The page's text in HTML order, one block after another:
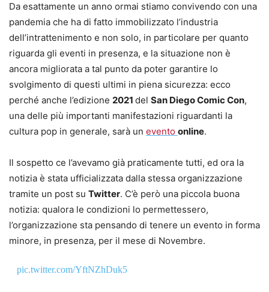
Da esattamente un anno ormai stiamo convivendo con una
pandemia che ha di fatto immobilizzato l’industria
dell’intrattenimento e non solo, in particolare per quanto
riguarda gli eventi in presenza, e la situazione non è
ancora migliorata a tal punto da poter garantire lo
svolgimento di questi ultimi in piena sicurezza: ecco
perché anche l’edizione 2021 del San Diego Comic Con,
una delle più importanti manifestazioni riguardanti la
cultura pop in generale, sarà un evento online.
Il sospetto ce l’avevamo già praticamente tutti, ed ora la
notizia è stata ufficializzata dalla stessa organizzazione
tramite un post su Twitter. C’è però una piccola buona
notizia: qualora le condizioni lo permettessero,
l’organizzazione sta pensando di tenere un evento in forma
minore, in presenza, per il mese di Novembre.
pic.twitter.com/YftNZhDuk5